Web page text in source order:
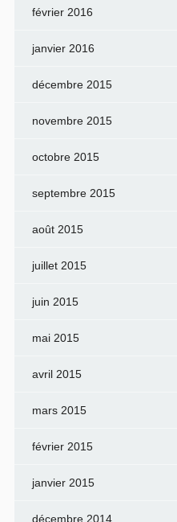
février 2016
janvier 2016
décembre 2015
novembre 2015
octobre 2015
septembre 2015
août 2015
juillet 2015
juin 2015
mai 2015
avril 2015
mars 2015
février 2015
janvier 2015
décembre 2014